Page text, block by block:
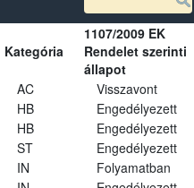
Kategória
1107/2009 EK
Rendelet szerinti
állapot
AC
Visszavont
HB Engedélyezett
HB Engedélyezett
ST Engedélyezett
IN Folyamatban